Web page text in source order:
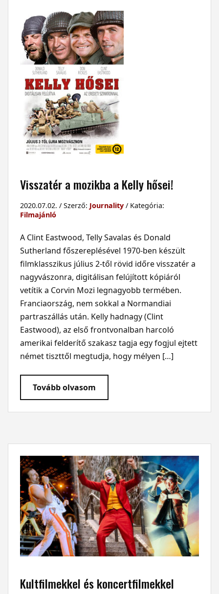
Visszatér a mozikba a Kelly hősei!
2020.07.02. / Szerző: Journality/ Kategória:
Filmajánló
A Clint Eastwood, Telly Savalas és Donald
Sutherland főszereplésével 1970-ben készült
filmklasszikus július 2-től rövid időre visszatér a
nagyvászonra, digitálisan felújított kópiáról
vetítik a Corvin Mozi legnagyobb termében.
Franciaország, nem sokkal a Normandiai
partraszállás után. Kelly hadnagy (Clint
Eastwood), az első frontvonalban harcoló
amerikai felderítő szakasz tagja egy fogjul ejtett
német tiszttől megtudja, hogy mélyen […]
Tovább olvasom
Kultfilmekkel és koncertfilmekkel